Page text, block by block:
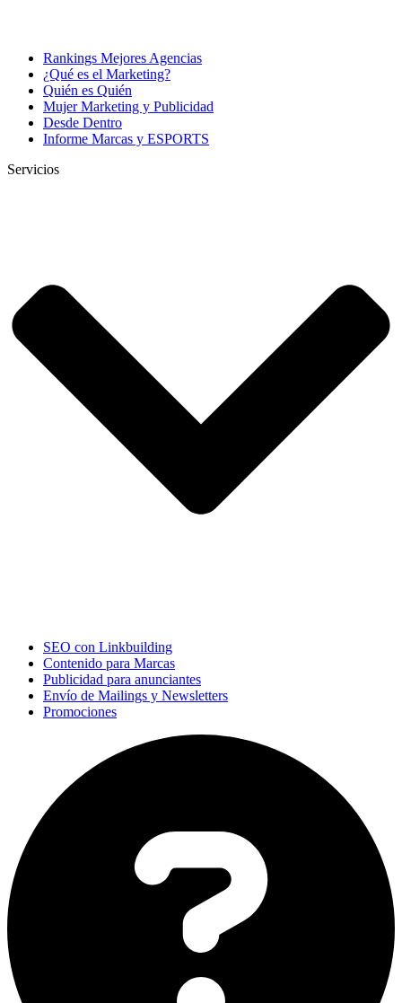
Rankings Mejores Agencias
¿Qué es el Marketing?
Quién es Quién
Mujer Marketing y Publicidad
Desde Dentro
Informe Marcas y ESPORTS
Servicios
SEO con Linkbuilding
Contenido para Marcas
Publicidad para anunciantes
Envío de Mailings y Newsletters
Promociones